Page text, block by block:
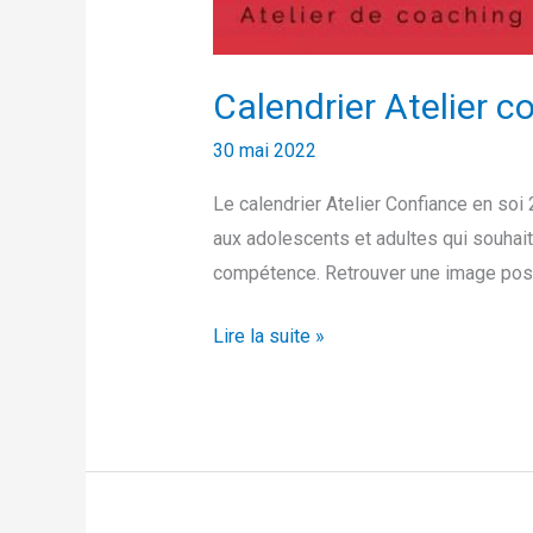
Calendrier Atelier
30 mai 2022
Le calendrier Atelier Confiance en
aux adolescents et adultes qui
compétence. Retrouver une image
Lire la suite »